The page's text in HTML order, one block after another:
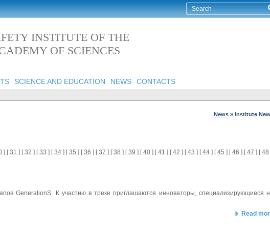
INSTITUTE OF THE
OF SCIENCES
SCIENCE AND EDUCATION NEWS CONTACTS
News » Institute
] [31 ] [32 ] [33 ] [34 ] [35 ] [36 ] [37 ] [38 ] [39 ] [40 ] [41 ] [42 ] [43 ] [44 ] [45 ] [46 ] [47 ] [48
GenerationS. К участию в треке приглашаются инноваторы, специализирующиеся
Read